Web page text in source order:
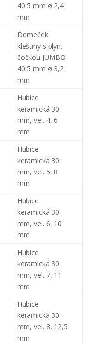
40,5 mm ø 2,4
mm
Domeček
kleštiny s plyn.
čočkou JUMBO
40,5 mm ø 3,2
mm
Hubice
keramická 30
mm, vel. 4, 6
mm
Hubice
keramická 30
mm, vel. 5, 8
mm
Hubice
keramická 30
mm, vel. 6, 10
mm
Hubice
keramická 30
mm, vel. 7, 11
mm
Hubice
keramická 30
mm, vel. 8, 12,5
mm